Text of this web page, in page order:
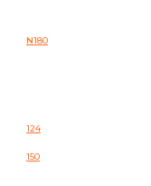
N180
124
150